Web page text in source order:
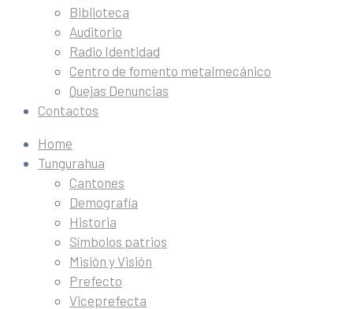
Biblioteca
Auditorio
Radio Identidad
Centro de fomento metalmecánico
Quejas Denuncias
Contactos
Home
Tungurahua
Cantones
Demografía
Historia
Símbolos patrios
Misión y Visión
Prefecto
Viceprefecta